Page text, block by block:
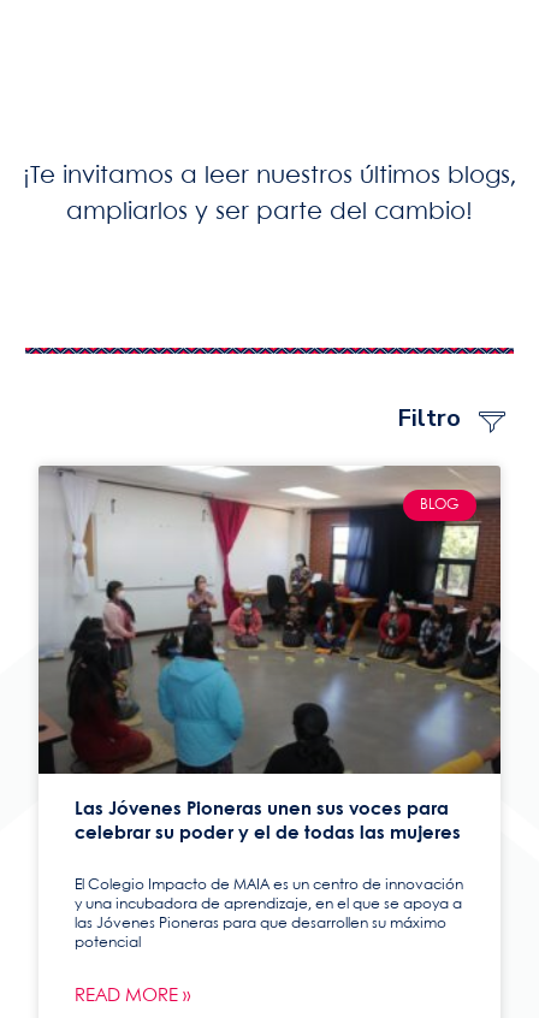
¡Te invitamos a leer nuestros últimos blogs,
ampliarlos y ser parte del cambio!
Filtro
BLOG
Las Jóvenes Pioneras unen sus voces para
celebrar su poder y el de todas las mujeres
El Colegio Impacto de MAIA es un centro de innovación
y una incubadora de aprendizaje, en el que se apoya a
las Jóvenes Pioneras para que desarrollen su máximo
potencial
READ MORE »